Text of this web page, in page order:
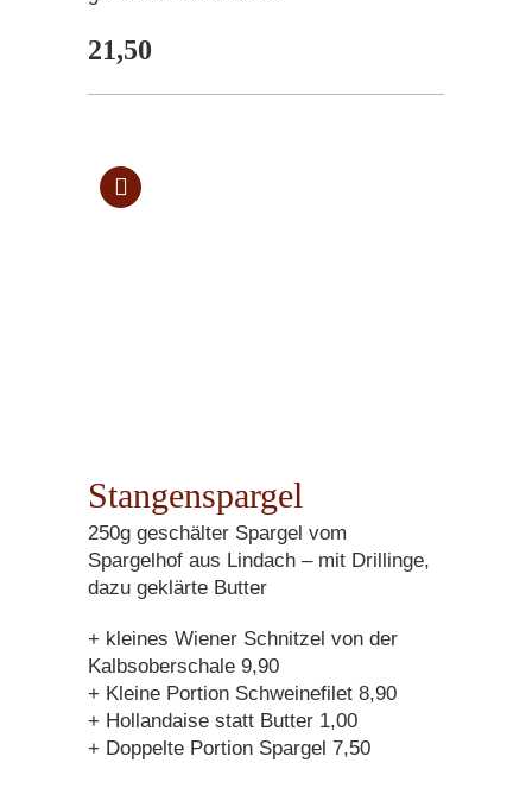
21,50
Stangenspargel
250g geschälter Spargel vom
Spargelhof aus Lindach – mit Drillinge,
dazu geklärte Butter
+ kleines Wiener Schnitzel von der
Kalbsoberschale 9,90
+ Kleine Portion Schweinefilet 8,90
+ Hollandaise statt Butter 1,00
+ Doppelte Portion Spargel 7,50